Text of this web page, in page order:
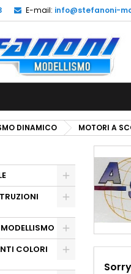
E-mail: info@stefanoni-
DINAMICO MOTORI A
COLORI